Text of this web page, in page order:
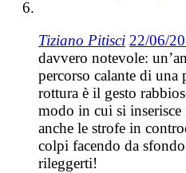
Tiziano Pitisci 22/06/
davvero notevole:
percorso calante di
rottura è il gesto
modo in cui si
anche le strofe in
colpi facendo da
rileggerti!